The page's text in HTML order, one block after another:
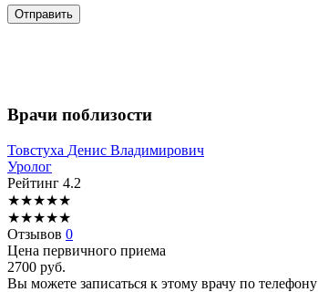
Врачи поблизости
Товстуха Денис Владимирович
Уролог
Рейтинг 4.2
★★★★★
★★★★★
Отзывов 0
Цена первичного приема
2700 руб.
Вы можете записаться к этому врачу по телефону